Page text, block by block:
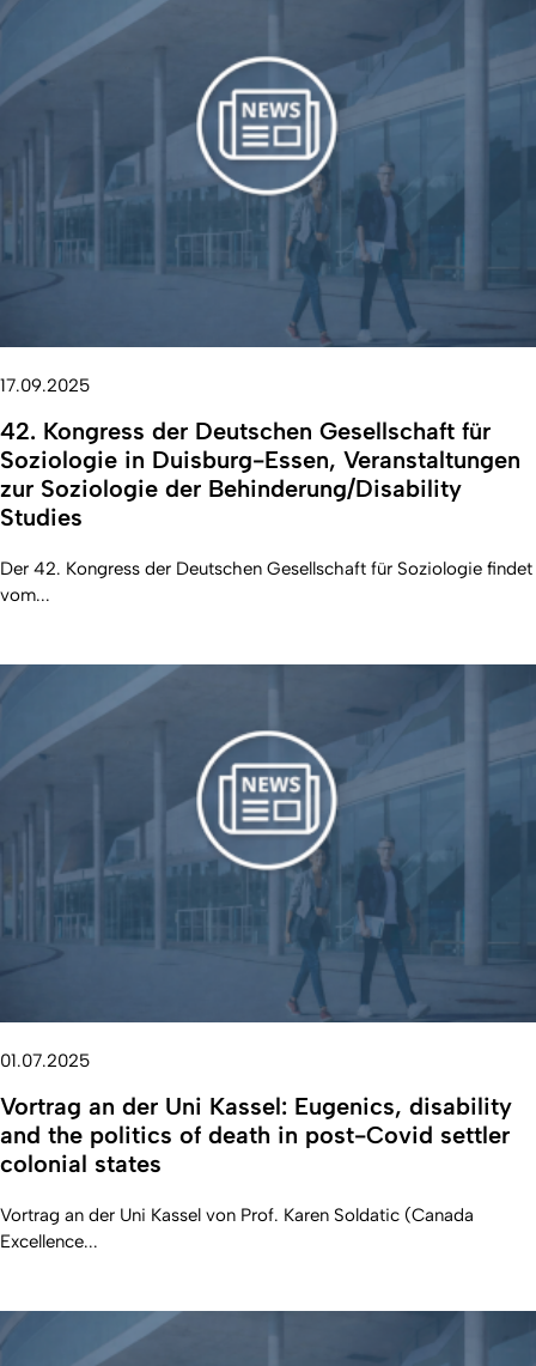
17.09.2025
42. Kongress der Deutschen Gesellschaft für
Soziologie in Duisburg-Essen, Veranstaltungen
zur Soziologie der Behinderung/Disability
Studies
Der 42. Kongress der Deutschen Gesellschaft für Soziologie findet
vom...
01.07.2025
Vortrag an der Uni Kassel: Eugenics, disability
and the politics of death in post-Covid settler
colonial states
Vortrag an der Uni Kassel von Prof. Karen Soldatic (Canada
Excellence...